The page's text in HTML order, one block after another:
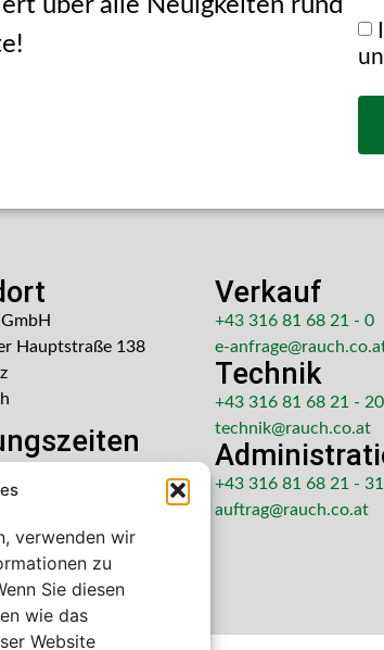
verwenden wir
zu
Sie diesen
wie das
Website
über alle Neuigkeiten rund
Hauptstraße 138
– 14:30 Uhr
Verkauf
+43 316 81 68 21 - 0
e-
Technik
+43 316 81 68 21 - 20
technik@rauch.co.at
+43 316 81 68 21 - 31
auftrag@rauch.co.at